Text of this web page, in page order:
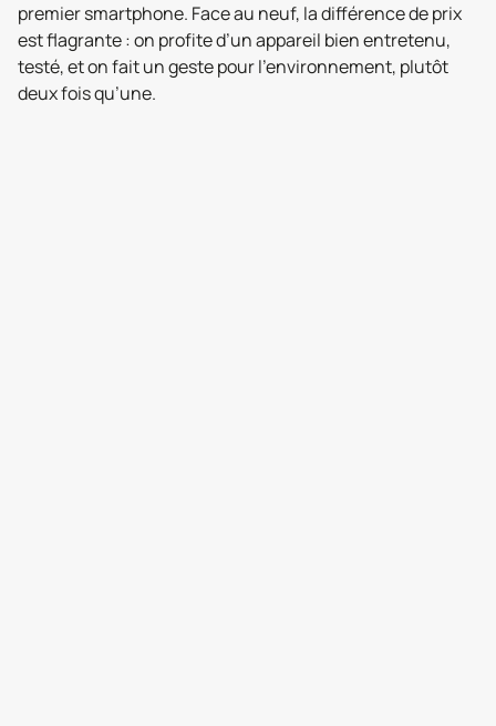
premier smartphone. Face au neuf, la différence de prix
est flagrante : on profite d’un appareil bien entretenu,
testé, et on fait un geste pour l’environnement, plutôt
deux fois qu’une.